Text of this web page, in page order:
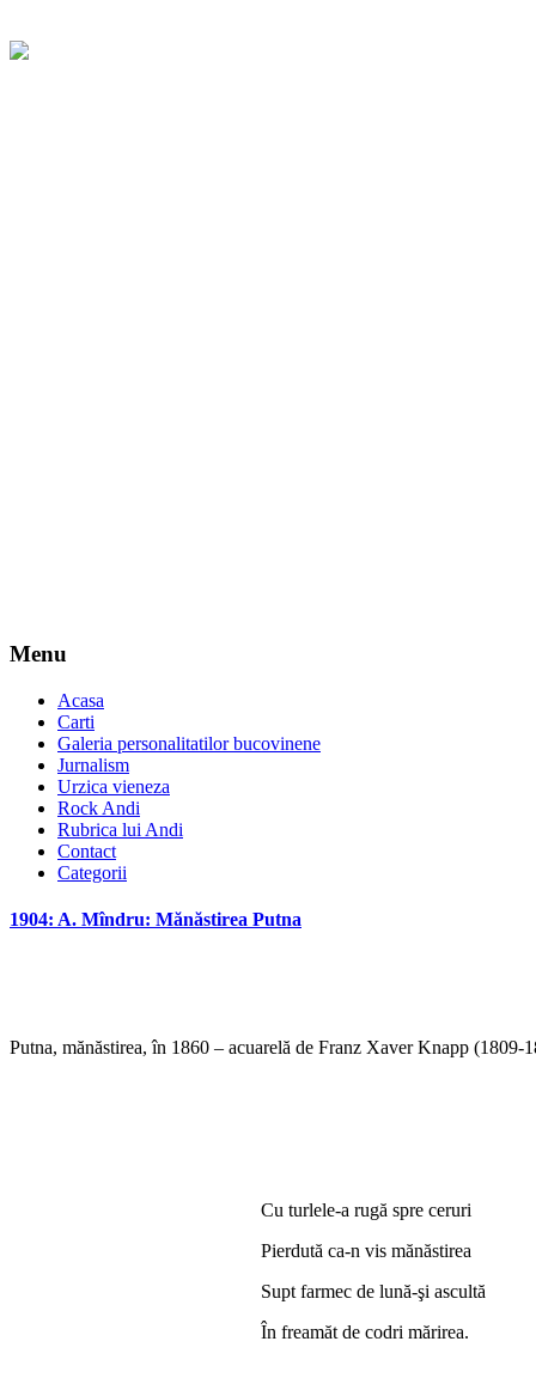
Menu
Acasa
Carti
Galeria personalitatilor bucovinene
Jurnalism
Urzica vieneza
Rock Andi
Rubrica lui Andi
Contact
Categorii
1904: A. Mîndru: Mănăstirea Putna
Putna, mănăstirea, în 1860 – acuarelă de Franz Xaver Knapp (1809-
Cu turlele-a rugă spre ceruri
Pierdută ca-n vis mănăstirea
Supt farmec de lună-şi ascultă
În freamăt de codri mărirea.